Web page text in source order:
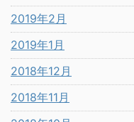
2019年2月
2019年1月
2018年12月
2018年11月